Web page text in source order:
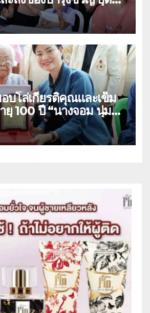
บโล่เกียรติคุณและเข็ม
นางจอม นุ่ม
บ้านกร่าง อำเภอเมือง